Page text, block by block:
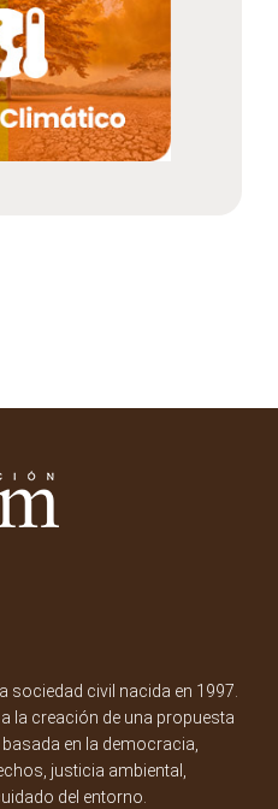
civil nacida en 1997.
la creación de una propuesta
en la democracia,
justicia ambiental,
del entorno.